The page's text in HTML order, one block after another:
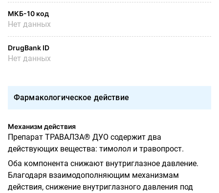
МКБ-10 код
Нет данных
DrugBank ID
Нет данных
Фармакологическое действие
Механизм действия
Препарат ТРАВАЛЗА® ДУО содержит два
действующих вещества: тимолол и травопрост.
Оба компонента снижают внутриглазное давление.
Благодаря взаимодополняющим механизмам
действия, снижение внутриглазного давления под